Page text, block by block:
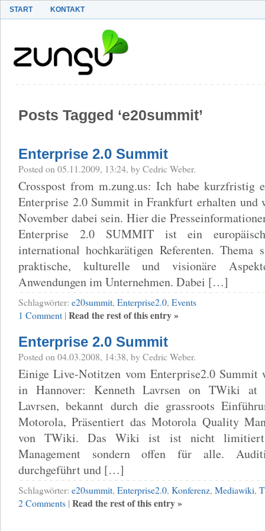
START KONTAKT
Posts Tagged ‘e20summit’
Enterprise 2.0 Summit
Posted on 05.11.2009, 13:24, by Cedric Weber.
Crosspost from m.zung.us: Ich habe kurzfristig
Enterprise 2.0 Summit in Frankfurt erhalten und
November dabei sein. Hier die
Enterprise 2.0 SUMMIT ist ein
international hochkarätigen Referenten. Thema
praktische, kulturelle und visionäre
Anwendungen im Unternehmen. Dabei […]
Schlagwörter: e20summit, Enterprise2.0, Events
1 Comment | Read the rest of this entry »
Enterprise 2.0 Summit
Posted on 04.03.2008, 14:38, by Cedric Weber.
Einige Live-Notitzen vom Enterprise2.0 Summit
in Hannover: Kenneth Lavrsen on TWiki at
Lavrsen, bekannt durch die grassroots
Motorola, Präsentiert das Motorola Quality
von TWiki. Das Wiki ist ist nicht
Management sondern offen für alle.
durchgeführt und […]
Schlagwörter: e20summit, Enterprise2.0, Konferenz, Mediawiki,
2 Comments | Read the rest of this entry »